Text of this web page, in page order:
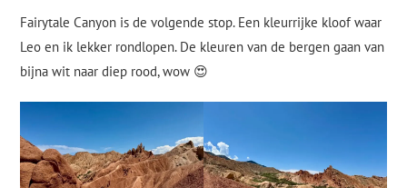
Fairytale Canyon is de volgende stop. Een kleurrijke kloof waar
Leo en ik lekker rondlopen. De kleuren van de bergen gaan van
bijna wit naar diep rood, wow 😍